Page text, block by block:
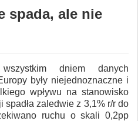
spada, ale nie
dniem danych
były niejednoznaczne i
wpływu na stanowisko
spadła zaledwie z 3,1% r/r do
ruchu o skali 0,2pp